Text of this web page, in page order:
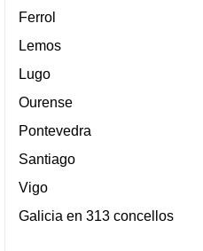
Ferrol
Lemos
Lugo
Ourense
Pontevedra
Santiago
Vigo
Galicia en 313 concellos